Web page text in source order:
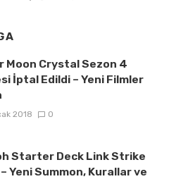
Moon Crystal Sezon 4
İptal Edildi – Yeni Filmler
2018 0
Starter Deck Link Strike
Yeni Summon, Kurallar ve